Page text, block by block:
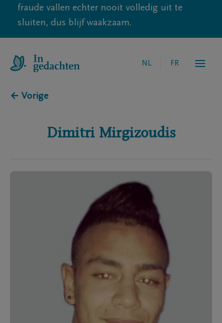
fraude vallen echter nooit volledig uit te
sluiten, dus blijf waakzaam.
NL FR
← Vorige
Dimitri Mirgizoudis